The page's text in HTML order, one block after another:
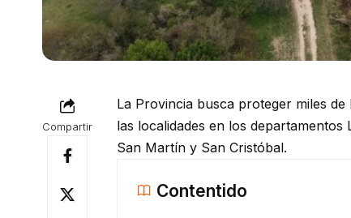
Compartir
La Provincia busca proteger miles
las localidades en los
San Martín y San Cristóbal.
Contentido